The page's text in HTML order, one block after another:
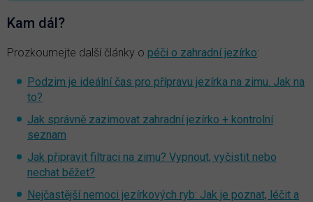
Kam dál?
Prozkoumejte další články o péči o zahradní jezírko:
Podzim je ideální čas pro přípravu jezírka na zimu. Jak na
to?
Jak správně zazimovat zahradní jezírko + kontrolní
seznam
Jak připravit filtraci na zimu? Vypnout, vyčistit nebo
nechat běžet?
Nejčastější nemoci jezírkových ryb: Jak je poznat, léčit a